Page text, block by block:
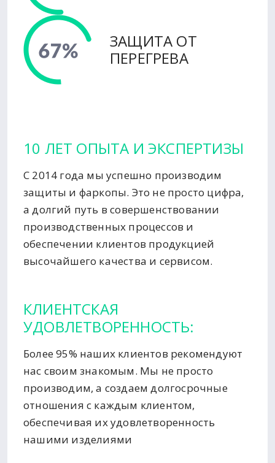
ЗАЩИТА ОТ
ПЕРЕГРЕВА
10 ЛЕТ ОПЫТА И ЭКСПЕРТИЗЫ
С 2014 года мы успешно производим
защиты и фаркопы. Это не просто цифра,
а долгий путь в совершенствовании
производственных процессов и
обеспечении клиентов продукцией
высочайшего качества и сервисом.
КЛИЕНТСКАЯ
УДОВЛЕТВОРЕННОСТЬ:
Более 95% наших клиентов рекомендуют
нас своим знакомым. Мы не просто
производим, а создаем долгосрочные
отношения с каждым клиентом,
обеспечивая их удовлетворенность
нашими изделиями